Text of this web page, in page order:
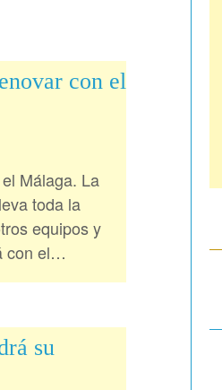
con el
Málaga. La
toda la
equipos y
con el…
su